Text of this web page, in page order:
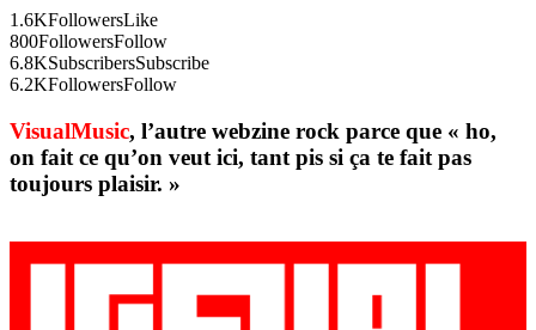
1.6KFollowersLike
800FollowersFollow
6.8KSubscribersSubscribe
6.2KFollowersFollow
VisualMusic, l’autre webzine rock parce que « ho,
on fait ce qu’on veut ici, tant pis si ça te fait pas
toujours plaisir. »